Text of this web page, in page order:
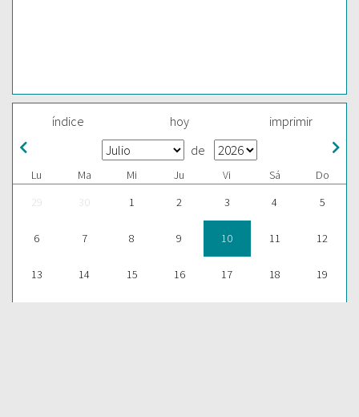
índice hoy imprimir
de
Lu Ma Mi Ju Vi Sá
Do
29
30 1 2 3 4 5
6 7 8 9 10 11 12
13 14 15 16 17 18 19